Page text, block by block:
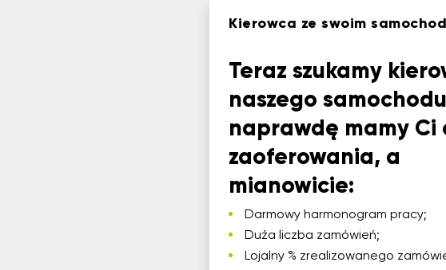
Kierowca ze swoim
Teraz szukamy
naszego
naprawdę mamy Ci
zaoferowania, a
mianowicie:
Darmowy harmonogram pracy;
Duża liczba zamówień;
Lojalny % zrealizowanego